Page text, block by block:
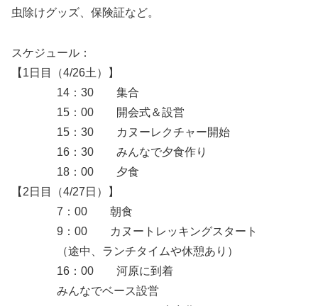
虫除けグッズ、保険証など。
スケジュール：
【1日目（4/26土）】
14：30 集合
15：00 開会式＆設営
15：30 カヌーレクチャー開始
16：30 みんなで夕食作り
18：00 夕食
【2日目（4/27日）】
7：00 朝食
9：00 カヌートレッキングスタート
（途中、ランチタイムや休憩あり）
16：00 河原に到着
みんなでベース設営